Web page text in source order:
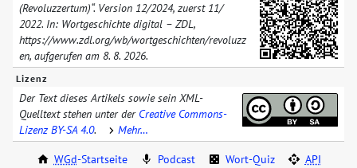
(Revoluzzertum)“. Version 12/​2024, zuerst 11/​
2022. In: Wortgeschichte digital – ZDL,
https://www.zdl.org/​wb/​wortgeschichten/​revoluzz
en, aufgerufen am 8. 8. 2026.
Lizenz
Der Text dieses Artikels sowie sein XML-
Quelltext stehen unter der Creative Commons-
Lizenz BY-SA 4.0. Mehr…
WGd-Startseite Podcast Wort-Quiz
API